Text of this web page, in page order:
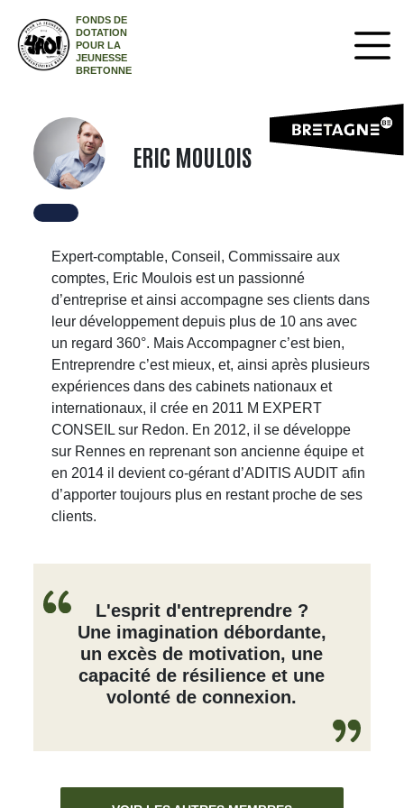
FONDS DE
DOTATION
POUR LA
JEUNESSE
BRETONNE
ERIC MOULOIS
Expert-comptable, Conseil, Commissaire aux
comptes, Eric Moulois est un passionné
d’entreprise et ainsi accompagne ses clients dans
leur développement depuis plus de 10 ans avec
un regard 360°. Mais Accompagner c’est bien,
Entreprendre c’est mieux, et, ainsi après plusieurs
expériences dans des cabinets nationaux et
internationaux, il crée en 2011 M EXPERT
CONSEIL sur Redon. En 2012, il se développe
sur Rennes en reprenant son ancienne équipe et
en 2014 il devient co-gérant d’ADITIS AUDIT afin
d’apporter toujours plus en restant proche de ses
clients.
L'esprit d'entreprendre ?
Une imagination débordante,
un excès de motivation, une
capacité de résilience et une
volonté de connexion.